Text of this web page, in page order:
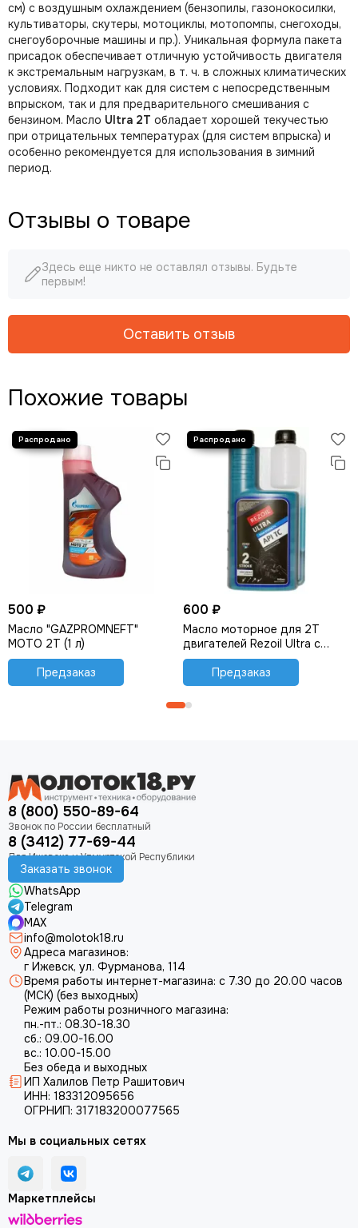
см) с воздушным охлаждением (бензопилы, газонокосилки,
культиваторы, скутеры, мотоциклы, мотопомпы, снегоходы,
снегоуборочные машины и пр.). Уникальная формула пакета
присадок обеспечивает отличную устойчивость двигателя
к экстремальным нагрузкам, в т. ч. в сложных климатических
условиях. Подходит как для систем с непосредственным
впрыском, так и для предварительного смешивания с
бензином. Масло Ultra 2T обладает хорошей текучестью
при отрицательных температурах (для систем впрыска) и
особенно рекомендуется для использования в зимний
период.
Отзывы о товаре
Здесь еще никто не оставлял отзывы. Будьте
первым!
Оставить отзыв
Похожие товары
500 ₽
Масло "GAZPROMNEFT"
MOTO 2T (1 л)
Предзаказ
600 ₽
Масло моторное для 2Т
двигателей Rezoil Ultra c
дозатором (0,946 л)
Предзаказ
8 (800) 550-89-64
8 (3412) 77-69-44
Заказать звонок
WhatsApp
Telegram
MAX
info@molotok18.ru
Адреса магазинов:
г Ижевск, ул. Фурманова, 114
Время работы интернет-магазина: с 7.30 до 20.00 часов
(МСК) (без выходных)
Режим работы розничного магазина:
пн.-пт.: 08.30-18.30
сб.: 09.00-16.00
вс.: 10.00-15.00
Без обеда и выходных
ИП Халилов Петр Рашитович
ИНН: 183312095656
ОГРНИП: 317183200077565
Мы в социальных сетях
Маркетплейсы